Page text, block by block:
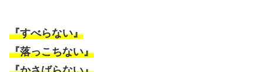
『すべらない』
『落っこちない』